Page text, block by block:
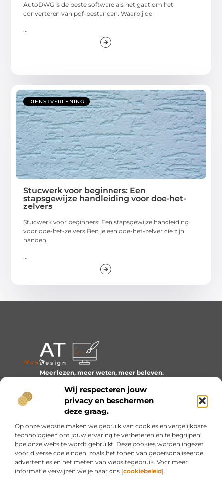
Wij respecteren jouw
privacy en beschermen
deze graag.
Op onze website maken we gebruik van cookies en vergelijkbare
technologieën om jouw ervaring te verbeteren en te begrijpen
hoe onze website wordt gebruikt. Deze cookies worden ingezet
voor diverse doeleinden, zoals het tonen van gepersonaliseerde
advertenties en het meten van websitegebruik. Voor meer
informatie verwijzen we je naar ons [cookiebeleid].
AutoDWG is de beste software als het gaat om het
converteren van pdf-bestanden. Waarbij de
...
DIENSTVERLENING
Stucwerk voor beginners: Een
stapsgewijze handleiding voor doe-het-
zelvers
Stucwerk voor beginners: Een stapsgewijze handleiding
voor doe-het-zelvers Ben je een doe-het-zelver die zijn
handen
Meer lezen, meer weten, meer beleven.
het dagelijks leven boeiend maakt.
Bericht categorie
Onze informatie